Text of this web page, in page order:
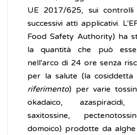
UE 2017/625, sui
successivi atti applicativi.
Food Safety Authority) ha
la quantità che può
nell'arco di 24 ore senza
per la salute (la cosiddetta
riferimento) per varie
okadaico, azaspiracidi,
saxitossine,
domoico) prodotte da alghe